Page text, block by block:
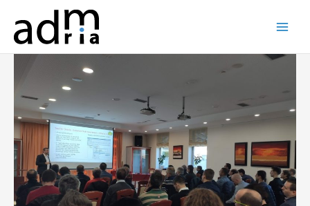
content